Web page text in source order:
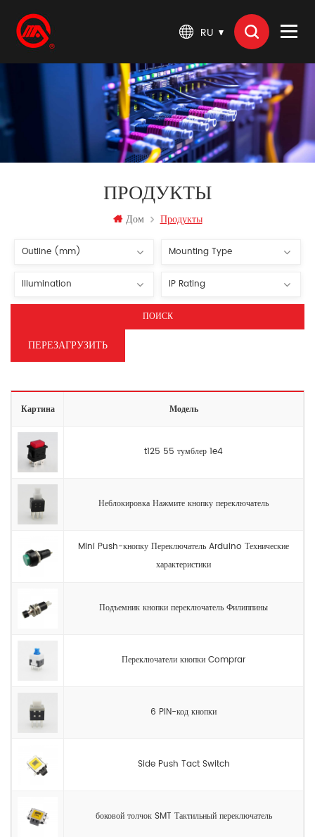
RU
ПРОДУКТЫ
Дом Продукты
ПОИСК
ПЕРЕЗАГРУЗИТЬ
Картина Модель
t125 55 тумблер 1e4
Неблокировка Нажмите кнопку переключатель
Mini Push-кнопку Переключатель Arduino Технические
характеристики
Подъемник кнопки переключатель Филиппины
Переключатели кнопки Comprar
6 PIN-код кнопки
Side Push Tact Switch
боковой толчок SMT Тактильный переключатель